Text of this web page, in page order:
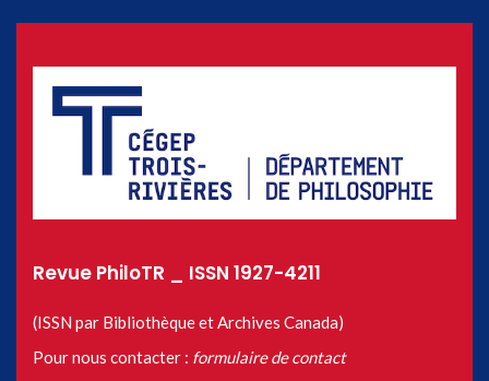
Revue PhiloTR _ ISSN 1927-4211
(ISSN par Bibliothèque et Archives Canada)
Pour nous contacter : formulaire de contact